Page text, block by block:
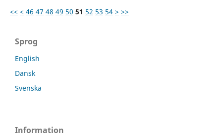
<< < 46 47 48 49 50 51 52 53 54 > >>
Sprog
English
Dansk
Svenska
Information